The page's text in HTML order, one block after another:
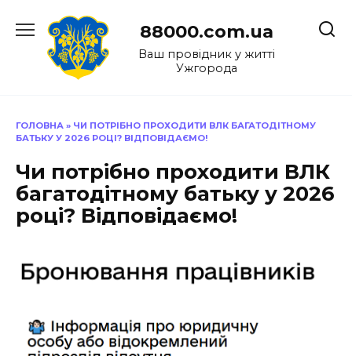
до
88000.com.ua
Ваш провідник у житті
Ужгорода
ГОЛОВНА » ЧИ ПОТРІБНО ПРОХОДИТИ ВЛК БАГАТОДІТНОМУ
БАТЬКУ У 2026 РОЦІ? ВІДПОВІДАЄМО!
Чи потрібно проходити ВЛК
багатодітному батьку у 2026
році? Відповідаємо!